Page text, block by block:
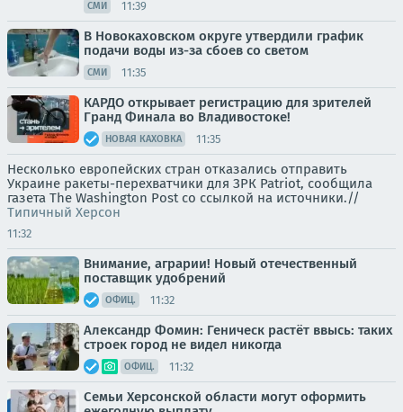
СМИ 11:39
В Новокаховском округе утвердили график
подачи воды из-за сбоев со светом
СМИ 11:35
КАРДО открывает регистрацию для зрителей
Гранд Финала во Владивостоке!
НОВАЯ КАХОВКА 11:35
Несколько европейских стран отказались отправить
Украине ракеты-перехватчики для ЗРК Patriot, сообщила
газета The Washington Post со ссылкой на источники.//
Типичный Херсон
11:32
Внимание, аграрии! Новый отечественный
поставщик удобрений
ОФИЦ. 11:32
Александр Фомин: Геническ растёт ввысь: таких
строек город не видел никогда
ОФИЦ. 11:32
Семьи Херсонской области могут оформить